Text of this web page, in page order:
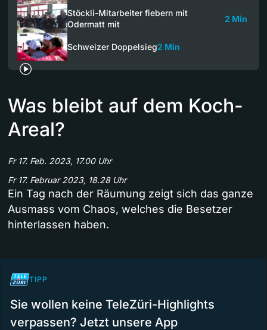
Stöckli-Mitarbeiter fiebern mit
Odermatt mit
2 Min
Schweizer Doppelsieg2 Min
Was bleibt auf dem Koch-
Areal?
Fr 17. Feb. 2023, 17.00 Uhr
Fr 17. Februar 2023, 18.28 Uhr
Ein Tag nach der Räumung zeigt sich das ganze
Ausmass vom Chaos, welches die Besetzer
hinterlassen haben.
TIPP
Sie wollen keine TeleZüri-Highlights
verpassen? Jetzt unsere App